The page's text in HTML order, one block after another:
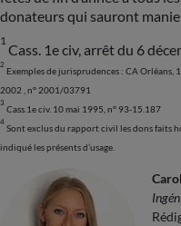
donateurs qui sauront
1
Cass. 1e civ, arrêt du 6
2
Exemples de jurisprudences : CA Orléans,
2002 , n° 2001/03791
3
Cass.1e civ. 10 mai 1995, n° 93-15.187
4
Sont exclus du rapport civil les dons faits
indiqué les présents d’usage.